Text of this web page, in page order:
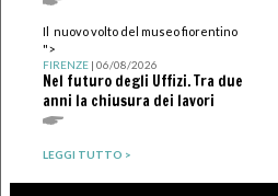
Il nuovo volto del museo fiorentino
">
FIRENZE| 06/08/2026
Nel futuro degli Uffizi. Tra due
anni la chiusura dei lavori
LEGGI TUTTO >